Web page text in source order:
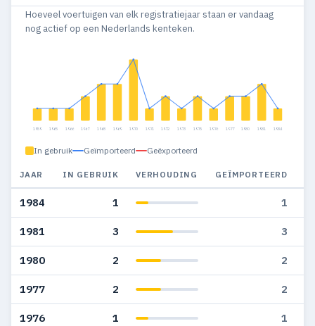
Hoeveel voertuigen van elk registratiejaar staan er vandaag
nog actief op een Nederlands kenteken.
1959 1965 1966 1967 1968 1969 1970 1971 1972 1973 1975 1976 1977 1980 1981 1984
In gebruik Geïmporteerd Geëxporteerd
JAAR IN GEBRUIK VERHOUDING GEÏMPORTEERD
1984 1 1
1981 3 3
1980 2 2
1977 2 2
1976 1 1